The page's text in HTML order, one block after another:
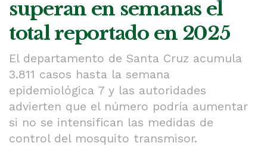
superan en semanas el
total reportado en 2025
El departamento de Santa Cruz acumula
3.811 casos hasta la semana
epidemiológica 7 y las autoridades
advierten que el número podría aumentar
si no se intensifican las medidas de
control del mosquito transmisor.